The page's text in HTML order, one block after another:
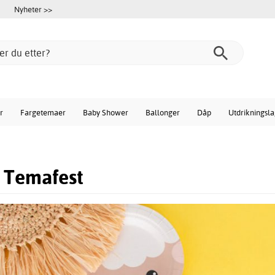
Nyheter >>
Fargetemaer Baby Shower Ballonger Dåp